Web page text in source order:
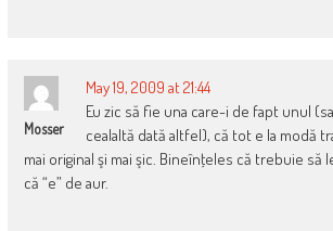
Mosser
May 19, 2009 at 21:44
Eu zic să fie una care-i de fapt unul
cealaltă dată altfel), că tot e la modă
mai original şi mai şic. Bineînţeles că trebuie să
că “e” de aur.